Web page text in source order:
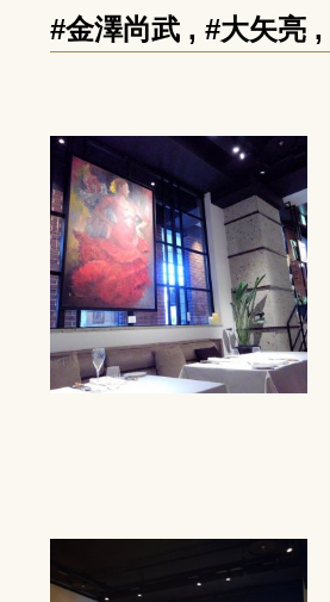
#金澤尚武 , #大矢亮 ,